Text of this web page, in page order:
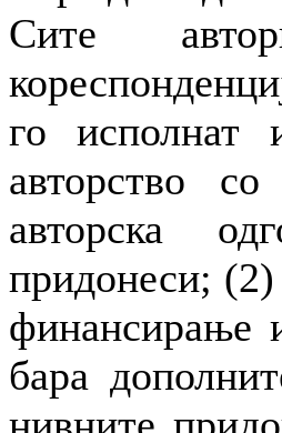
Сите
го исполнат
авторство
авторска
придонеси;
финансирање
бара